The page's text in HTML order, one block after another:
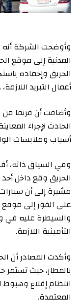
وأوضحت الشركة أنه
المدنية إلى موقع
الحريق وإخماده
أعمال التبريد
وأضافت أن فريقا من
الحادث لإجراء
أسباب وملابسات
وفي السياق ذاته،
الحريق وقع داخل أحد
مشيرة إلى أن
على الفور إلى موقع
والسيطرة عليه في
التأمينية اللازمة.
وأكدت المصادر أن
بالمطار، حيث تستمر
انتظام إقلاع
المعتمدة.